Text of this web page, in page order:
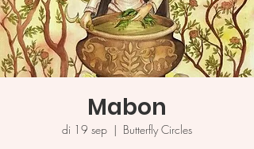
Mabon
di 19 sep
  |
Butterfly Circles